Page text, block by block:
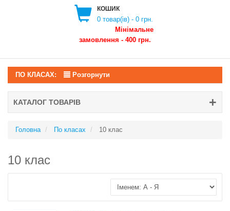
КОШИК
0товар(ів) - 0 грн.
Мінімальне
замовлення - 400 грн.
ПО КЛАСАХ: Розгорнути
КАТАЛОГ ТОВАРІВ
Головна По класах 10 клас
10 клас